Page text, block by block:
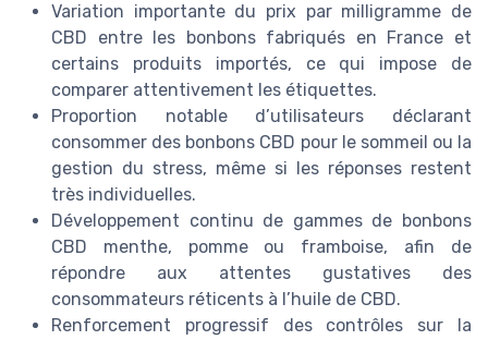
Variation importante du prix par milligramme de
CBD entre les bonbons fabriqués en France et
certains produits importés, ce qui impose de
comparer attentivement les étiquettes.
Proportion notable d’utilisateurs déclarant
consommer des bonbons CBD pour le sommeil ou la
gestion du stress, même si les réponses restent
très individuelles.
Développement continu de gammes de bonbons
CBD menthe, pomme ou framboise, afin de
répondre aux attentes gustatives des
consommateurs réticents à l’huile de CBD.
Renforcement progressif des contrôles sur la